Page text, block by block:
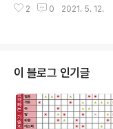
양양 오면 자주 먹는 두부 입
mk4TEh양지말 화로구이 :
있다 하니 엄청 유명한 맛집
입구에선 이렇게 고기를 따
고추장 삼겹살과 간장 목살
매운맛이 전혀 없으니 저 처
있게 먹을 수 있을 것 같아요.
2 0 2021. 5. 12.
이 블로그 인기글